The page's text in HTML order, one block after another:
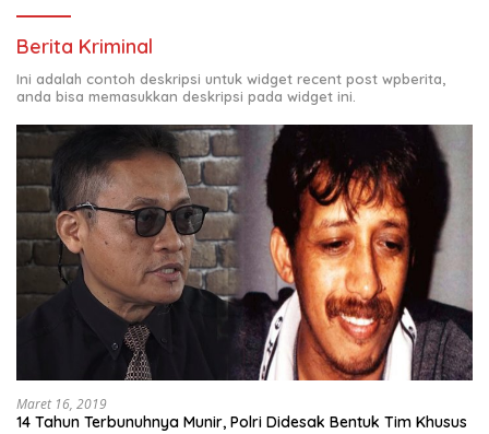
Berita Kriminal
Ini adalah contoh deskripsi untuk widget recent post wpberita,
anda bisa memasukkan deskripsi pada widget ini.
Maret 16, 2019
14 Tahun Terbunuhnya Munir, Polri Didesak Bentuk Tim Khusus